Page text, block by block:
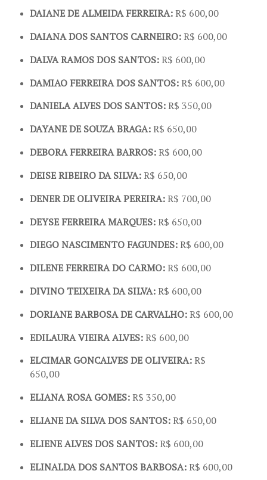
DAIANE DE ALMEIDA FERREIRA:R$ 600,00
DAIANA DOS SANTOS CARNEIRO:R$ 600,00
DALVA RAMOS DOS SANTOS:R$ 600,00
DAMIAO FERREIRA DOS SANTOS:R$ 600,00
DANIELA ALVES DOS SANTOS:R$ 350,00
DAYANE DE SOUZA BRAGA:R$ 650,00
DEBORA FERREIRA BARROS:R$ 600,00
DEISE RIBEIRO DA SILVA:R$ 650,00
DENER DE OLIVEIRA PEREIRA:R$ 700,00
DEYSE FERREIRA MARQUES:R$ 650,00
DIEGO NASCIMENTO FAGUNDES:R$ 600,00
DILENE FERREIRA DO CARMO:R$ 600,00
DIVINO TEIXEIRA DA SILVA:R$ 600,00
DORIANE BARBOSA DE CARVALHO:R$ 600,00
EDILAURA VIEIRA ALVES:R$ 600,00
ELCIMAR GONCALVES DE OLIVEIRA:R$
650,00
ELIANA ROSA GOMES:R$ 350,00
ELIANE DA SILVA DOS SANTOS:R$ 650,00
ELIENE ALVES DOS SANTOS:R$ 600,00
ELINALDA DOS SANTOS BARBOSA:R$ 600,00